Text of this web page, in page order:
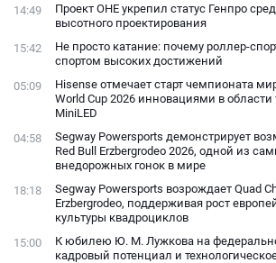
14:49
Проект ОНЕ укрепил статус Генпро
высотного проектирования
15:42
Не просто катание: почему роллер-
спортом высоких достижений
05:09
Hisense отмечает старт чемпионата
World Cup 2026 инновациями в области
MiniLED
04:58
Segway Powersports демонстрирует
Red Bull Erzbergrodeo 2026, одной из
внедорожных гонок в мире
18:18
Segway Powersports возрождает Quad
Erzbergrodeo, поддерживая рост
культуры квадроциклов
15:00
К юбилею Ю. М. Лужкова на
кадровый потенциал и